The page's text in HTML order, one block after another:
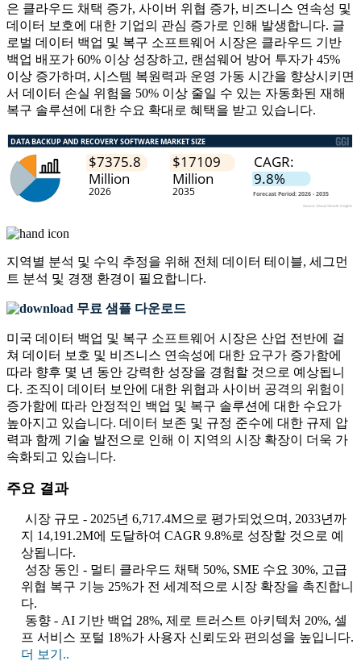
은 클라우드 채택 증가, 사이버 위협 증가, 비즈니스 연속성 및
데이터 보호에 대한 기업의 관심 증가로 인해 발생합니다. 글
로벌 데이터 백업 및 복구 소프트웨어 시장은 클라우드 기반
백업 배포가 60% 이상 성장하고, 랜섬웨어 방어 투자가 45%
이상 증가하며, 시스템 복원력과 운영 가동 시간을 향상시키면
서 데이터 손실 위험을 50% 이상 줄일 수 있는 자동화된 재해
복구 솔루션에 대한 수요 확대로 혜택을 받고 있습니다.
지역별 분석 및 수익 추정을 위해 전체 데이터 테이블, 세그먼
트 분석 및 경쟁 환경이 필요합니다.
무료 샘플 다운로드
미국 데이터 백업 및 복구 소프트웨어 시장은 산업 전반에 걸
쳐 데이터 보호 및 비즈니스 연속성에 대한 요구가 증가함에
따라 향후 몇 년 동안 강력한 성장을 경험할 것으로 예상됩니
다. 조직이 데이터 보안에 대한 위협과 사이버 공격의 위험이
증가함에 따라 안정적인 백업 및 복구 솔루션에 대한 수요가
높아지고 있습니다. 데이터 보존 및 규정 준수에 대한 규제 압
력과 함께 기술 발전으로 인해 이 지역의 시장 확장이 더욱 가
속화되고 있습니다.
주요 결과
시장 규모 - 2025년 6,717.4M으로 평가되었으며, 2033년까
지 14,191.2M에 도달하여 CAGR 9.8%로 성장할 것으로 예
상됩니다.
성장 동인 - 멀티 클라우드 채택 50%, SME 수요 30%, 고급
위협 복구 기능 25%가 전 세계적으로 시장 확장을 촉진합니
다.
동향 - AI 기반 백업 28%, 제로 트러스트 아키텍처 20%, 셀
프 서비스 포털 18%가 사용자 신뢰도와 편의성을 높입니다.
더 보기..